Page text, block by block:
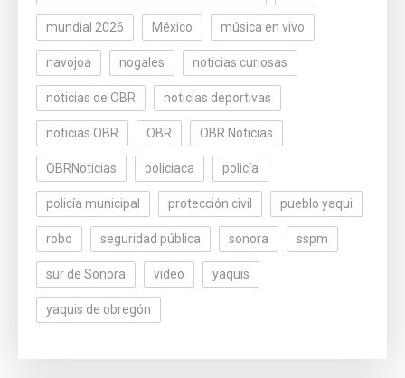
mundial 2026 México música en vivo
navojoa nogales noticias curiosas
noticias de OBR noticias deportivas
noticias OBR OBR OBR Noticias
OBRNoticias policiaca policía
policía municipal protección civil pueblo yaqui
robo seguridad pública sonora sspm
sur de Sonora video yaquis
yaquis de obregón